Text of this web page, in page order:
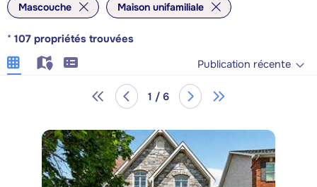
Mascouche Maison unifamiliale
* 107 propriétés trouvées
Publication récente
1 / 6